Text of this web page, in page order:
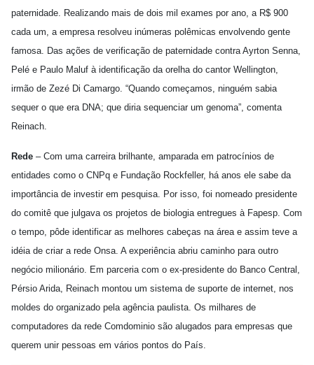
paternidade. Realizando mais de dois mil exames por ano, a R$ 900
cada um, a empresa resolveu inúmeras polêmicas envolvendo gente
famosa. Das ações de verificação de paternidade contra Ayrton Senna,
Pelé e Paulo Maluf à identificação da orelha do cantor Wellington,
irmão de Zezé Di Camargo. “Quando começamos, ninguém sabia
sequer o que era DNA; que diria sequenciar um genoma”, comenta
Reinach.
Rede – Com uma carreira brilhante, amparada em patrocínios de
entidades como o CNPq e Fundação Rockfeller, há anos ele sabe da
importância de investir em pesquisa. Por isso, foi nomeado presidente
do comitê que julgava os projetos de biologia entregues à Fapesp. Com
o tempo, pôde identificar as melhores cabeças na área e assim teve a
idéia de criar a rede Onsa. A experiência abriu caminho para outro
negócio milionário. Em parceria com o ex-presidente do Banco Central,
Pérsio Arida, Reinach montou um sistema de suporte de internet, nos
moldes do organizado pela agência paulista. Os milhares de
computadores da rede Comdominio são alugados para empresas que
querem unir pessoas em vários pontos do País.